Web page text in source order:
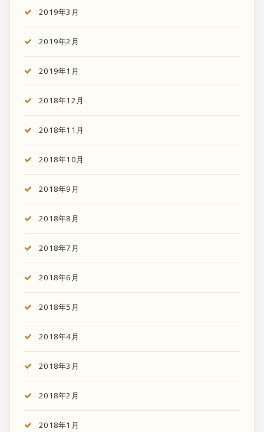
2019年3月
2019年2月
2019年1月
2018年12月
2018年11月
2018年10月
2018年9月
2018年8月
2018年7月
2018年6月
2018年5月
2018年4月
2018年3月
2018年2月
2018年1月